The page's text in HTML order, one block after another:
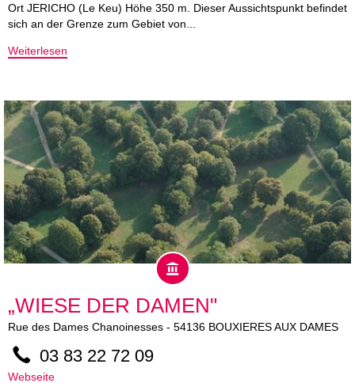
Ort JERICHO (Le Keu) Höhe 350 m. Dieser Aussichtspunkt befindet
sich an der Grenze zum Gebiet von...
Weiterlesen
„WIESE DER DAMEN"
Rue des Dames Chanoinesses - 54136 BOUXIERES AUX DAMES
03 83 22 72 09
Webseite